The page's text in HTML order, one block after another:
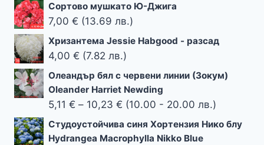
10,23 €
Сортово мушкато Ю-Джига
7,00 € (13.69 лв.)
Хризантема Jessie Habgood - разсад
4,00 € (7.82 лв.)
Олеандър бял с червени линии (Зокум)
Oleander Harriet Newding
5,11 € – 10,23 € Price
range:
5,11 €
(10.00 - 20.00 лв.)
Студоустойчива синя Хортензия Нико блу
Hydrangea Macrophylla Nikko Blue